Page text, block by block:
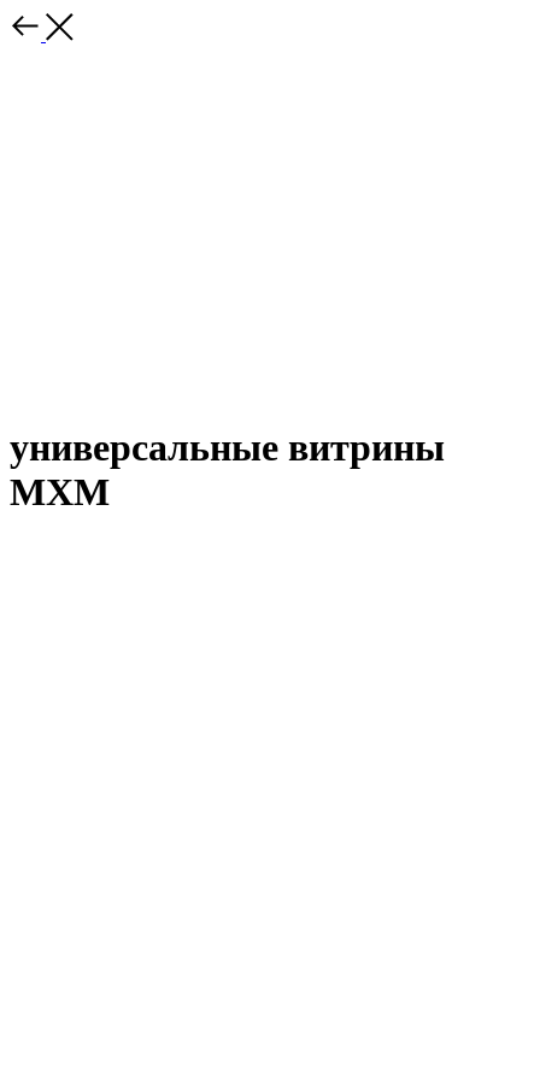
универсальные витрины
МХМ